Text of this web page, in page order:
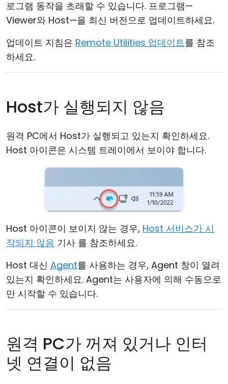
로그램 동작을 초래할 수 있습니다. 프로그램—
Viewer와 Host—을 최신 버전으로 업데이트하세요.
업데이트 지침은 Remote Utilities 업데이트를 참조
하세요.
Host가 실행되지 않음
원격 PC에서 Host가 실행되고 있는지 확인하세요.
Host 아이콘은 시스템 트레이에서 보이야 합니다.
Host 아이콘이 보이지 않는 경우, Host 서비스가 시
작되지 않음 기사 를 참조하세요.
Host 대신 Agent를 사용하는 경우, Agent 창이 열려
있는지 확인하세요. Agent는 사용자에 의해 수동으로
만 시작할 수 있습니다.
원격 PC가 꺼져 있거나 인터
넷 연결이 없음